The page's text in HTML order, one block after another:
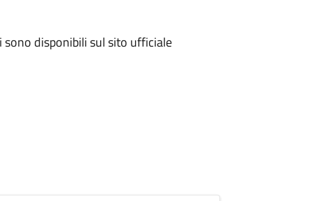
disponibili sul sito ufficiale